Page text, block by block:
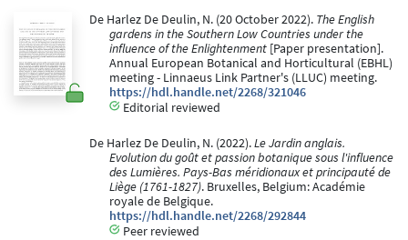
De Harlez De Deulin, N. (20 October 2022). The English
gardens in the Southern Low Countries under the
influence of the Enlightenment [Paper presentation].
Annual European Botanical and Horticultural (EBHL)
meeting - Linnaeus Link Partner's (LLUC) meeting.
https://hdl.handle.net/2268/321046
Editorial reviewed
De Harlez De Deulin, N. (2022).Le Jardin anglais.
Evolution du goût et passion botanique sous l'influence
des Lumières. Pays-Bas méridionaux et principauté de
Liège (1761-1827). Bruxelles, Belgium: Académie
royale de Belgique.
https://hdl.handle.net/2268/292844
Peer reviewed